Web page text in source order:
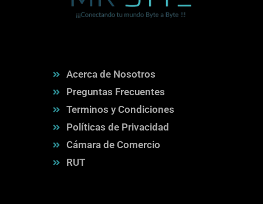
Acerca de Nosotros
Preguntas Frecuentes
Terminos y Condiciones
Políticas de Privacidad
Cámara de Comercio
RUT